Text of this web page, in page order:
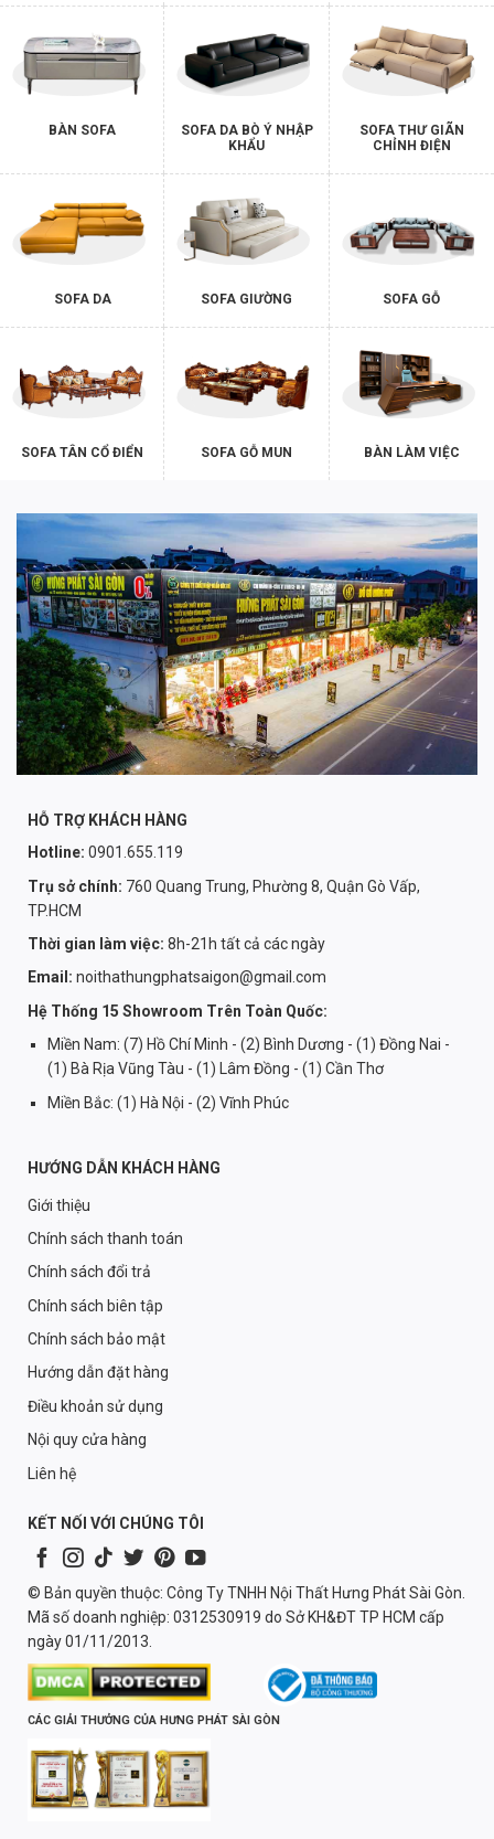
BÀN SOFA
SOFA DA BÒ Ý NHẬP
KHẨU
SOFA THƯ GIÃN
CHỈNH ĐIỆN
SOFA DA SOFA GIƯỜNG SOFA GỖ
SOFA TÂN CỔ ĐIỂN SOFA GỖ MUN BÀN LÀM VIỆC
HỖ TRỢ KHÁCH HÀNG
Hotline: 0901.655.119
Trụ sở chính: 760 Quang Trung, Phường 8, Quận Gò Vấp,
TP.HCM
Thời gian làm việc: 8h-21h tất cả các ngày
Email: noithathungphatsaigon@gmail.com
Hệ Thống 15 Showroom Trên Toàn Quốc:
Miền Nam: (7) Hồ Chí Minh - (2) Bình Dương - (1) Đồng Nai -
(1) Bà Rịa Vũng Tàu - (1) Lâm Đồng - (1) Cần Thơ
Miền Bắc: (1) Hà Nội - (2) Vĩnh Phúc
HƯỚNG DẪN KHÁCH HÀNG
Giới thiệu
Chính sách thanh toán
Chính sách đổi trả
Chính sách biên tập
Chính sách bảo mật
Hướng dẫn đặt hàng
Điều khoản sử dụng
Nội quy cửa hàng
Liên hệ
KẾT NỐI VỚI CHÚNG TÔI
© Bản quyền thuộc: Công Ty TNHH Nội Thất Hưng Phát Sài Gòn.
Mã số doanh nghiệp: 0312530919 do Sở KH&ĐT TP HCM cấp
ngày 01/11/2013.
CÁC GIẢI THƯỞNG CỦA HƯNG PHÁT SÀI GÒN